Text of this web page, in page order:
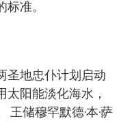
准。
圣地忠仆计划启动
太阳能淡化海水，
储穆罕默德·本·萨